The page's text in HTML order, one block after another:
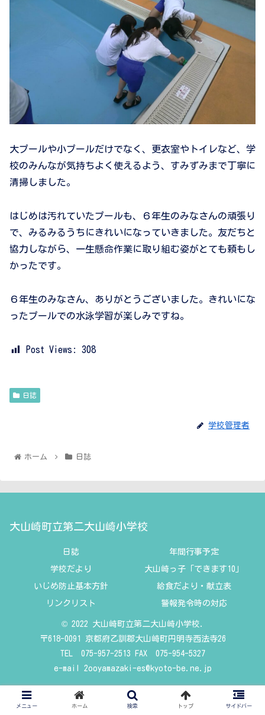
大プールや小プールだけでなく、更衣室やトイレなど、学
校のみんなが気持ちよく使えるよう、すみずみまで丁寧に
清掃しました。
はじめは汚れていたプールも、６年生のみなさんの頑張り
で、みるみるうちにきれいになっていきました。友だちと
協力しながら、一生懸命作業に取り組む姿がとても頼もし
かったです。
６年生のみなさん、ありがとうございました。きれいにな
ったプールでの水泳学習が楽しみですね。
Post Views: 308
日誌
学校管理者
ホーム 日誌
大山崎町立第二大山崎小学校
日誌 年間行事予定
学校だより 大山崎っ子「できます10」
いじめ防止基本方針 給食だより・献立表
リンクリスト 警報発令時の対応
© 2022 大山崎町立第二大山崎小学校.
〒618-0091 京都府乙訓郡大山崎町円明寺西法寺26
TEL 075-957-2513 FAX 075-954-5327
e-mail 2ooyamazaki-es@kyoto-be.ne.jp
メニュー ホーム 検索 トップ サイドバー